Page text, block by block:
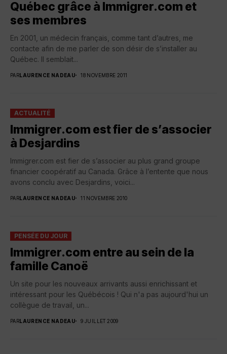
Québec grâce à Immigrer.com et
ses membres
En 2001, un médecin français, comme tant d’autres, me
contacte afin de me parler de son désir de s’installer au
Québec. Il semblait...
PARLAURENCE NADEAU 18 NOVEMBRE 2011
ACTUALITÉ
Immigrer.com est fier de s’associer
à Desjardins
Immigrer.com est fier de s’associer au plus grand groupe
financier coopératif au Canada. Grâce à l’entente que nous
avons conclu avec Desjardins, voici...
PARLAURENCE NADEAU 11 NOVEMBRE 2010
PENSÉE DU JOUR
Immigrer.com entre au sein de la
famille Canoë
Un site pour les nouveaux arrivants aussi enrichissant et
intéressant pour les Québécois ! Qui n'a pas aujourd'hui un
collègue de travail, un...
PARLAURENCE NADEAU 9 JUILLET 2009